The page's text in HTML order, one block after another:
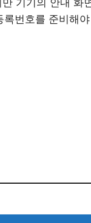
기기의 안내 화
록번호를 준비해야